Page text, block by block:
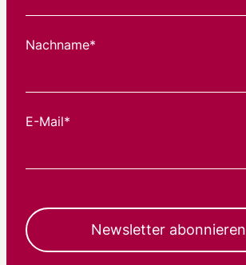
Nachname*
E-Mail*
Newsletter abonnieren